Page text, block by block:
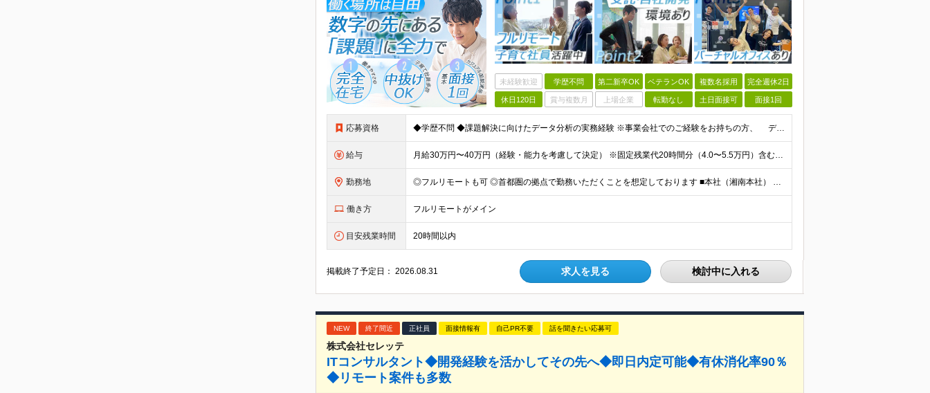
未経験歓迎 学歴不問 第二新卒OK ベテランOK 複数名採用 完全週休2日
休日120日 賞与複数月 上場企業 転勤なし 土日面接可 面接1回
応募資格 ◆学歴不問 ◆課題解決に向けたデータ分析の実務経験 ※事業会社でのご経験をお持ちの方、 データ分析～プレゼンまでのご経験をお持ちの方は尚歓迎します ＜歓迎要件・求める人物像＞ ◎複雑な課題を整理し
給与 月給30万円〜40万円（経験・能力を考慮して決定） ※固定残業代20時間分（4.0〜5.5万円）含む／超過分は全額支給 ※経験・スキルを考慮のうえ決定いたします ※6ヶ月の試用期間あり。期間中の待遇に
勤務地 ◎フルリモートも可 ◎首都圏の拠点で勤務いただくことを想定しております ■本社（湘南本社） 神奈川県藤沢市辻堂神台2-2-1 アイクロス湘南8階 └JR東海道線「辻堂駅」徒歩3分 ■東北支社 秋田
働き方 フルリモートがメイン
目安残業時間 20時間以内
掲載終了予定日：2026.08.31 求人を見る 検討中に入れる
NEW 終了間近 正社員 面接情報有 自己PR不要 話を聞きたい応募可
株式会社セレッテ
ITコンサルタント◆開発経験を活かしてその先へ◆即日内定可能◆有休消化率90％
◆リモート案件も多数